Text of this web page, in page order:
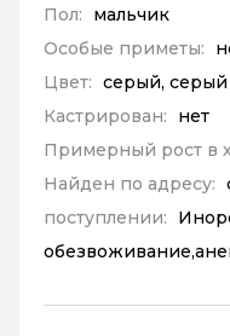
Пол:
мальчик
Особые приметы:
Цвет: серый,
Кастрирован:
нет
Примерный рост в
Найден по адресу:
поступлении: